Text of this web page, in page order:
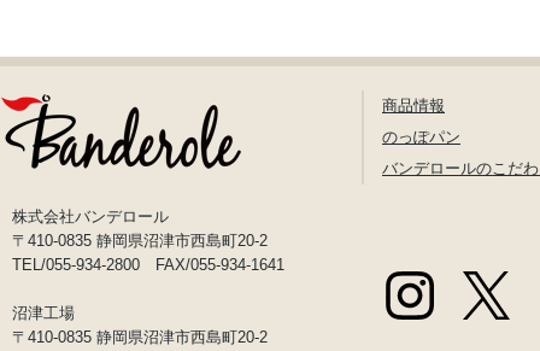
株式会社バンデロール
〒410-0835 静岡県沼津市西島町20-2
TEL/055-934-2800 FAX/055-934-1641
沼津工場
〒410-0835 静岡県沼津市西島町20-2
商品情報
のっぽパン
バンデロールのこだ